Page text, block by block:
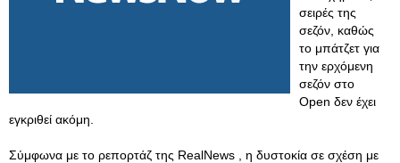
σειρές της
σεζόν, καθώς
το μπάτζετ για
την ερχόμενη
σεζόν στο
Open δεν έχει
εγκριθεί ακόμη.
Σύμφωνα με το ρεπορτάζ της RealNews , η δυστοκία σε σχέση με